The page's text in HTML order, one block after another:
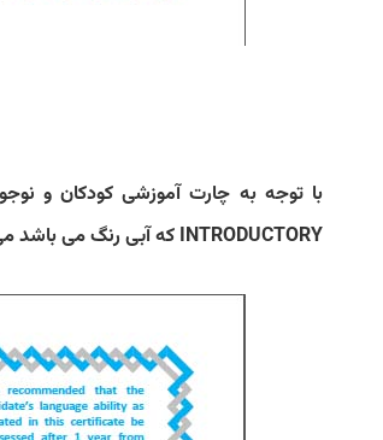
با توجه به چارت آموزشی کودکان و
INTRODUCTORYکه آبی رنگ می باشد